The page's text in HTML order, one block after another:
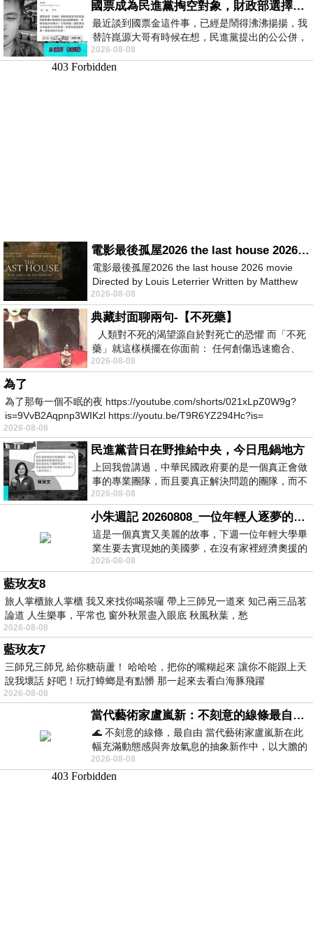
國票成為民進黨掏空對象，財政部選擇性失憶
最近談到國票金這件事，已經是鬧得沸沸揚揚，我
替許崑源大哥有時候在想，民進黨提出的公公併，
其實就是想要國庫通黨庫，鬧出最大的醜
2026-08-08
電影最後孤屋2026 the last house 2026 movie
電影最後孤屋2026 the last house 2026 movie
Directed by Louis Leterrier Written by Matthew
Robinson Starring Greta Lee Wa
2026-08-08
典藏封面聊兩句-【不死藥】
人類對不死的渴望源自於對死亡的恐懼 而「不死
藥」就這樣橫擺在你面前： 任何創傷迅速癒合、
停止衰老、痛覺消失…堪
2026-08-08
為了
為了那每一個不眠的夜 https://youtube.com/shorts/021xLpZ0W9g?
is=9VvB2Aqpnp3WIKzl https://youtu.be/T9R6YZ294Hc?is=
2026-08-08
民進黨昔日在野推給中央，今日甩鍋地方
上回我曾講過，中華民國政府要的是一個真正會做
事的專業團隊，而且要真正解決問題的團隊，而不
是只會到處甩鍋的雙標團隊，最近民進黨
2026-08-08
小朱週記 20260808_一位年輕人逐夢的真實故事
這是一個真實又美麗的故事，下週一位年輕大學畢
業生要去實現她的美國夢，在沒有家裡經濟奧援的
情況下，靠著自我努力工作累積出國基
2026-08-08
藍玫友8
旅人掌櫃旅人掌櫃 我又來找你喝茶囉 帶上三師兄一道來 知己兩三品茗
論道 人生樂事，平常也 窗外秋景盡入眼底 秋風秋葉，愁
2026-08-08
藍玫友7
三師兄三師兄 給你糖葫蘆！ 哈哈哈，把你的嘴糊起來 讓你不能跟上天
說我壞話 好吧！玩打蟑螂是有點髒 那一起來去看白海豚飛躍
2026-08-08
當代藝術家盧嵐新：不刻意的線條最自由，讓色彩流動、筆觸自己說話
🌊 不刻意的線條，最自由 當代藝術家盧嵐新在此
幅充滿動態感與奔放氣息的抽象新作中，以大膽的
藍色顏料在白色畫布上揮灑、壓印與流淌
2026-08-08